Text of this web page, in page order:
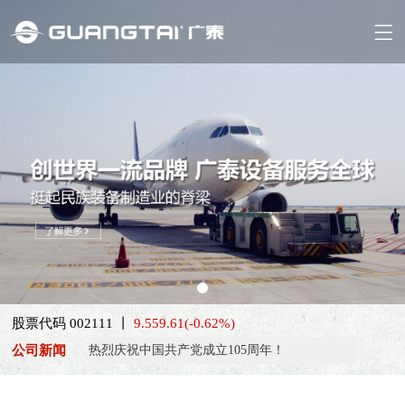
股票代码 002111 丨9.559.61(-0.62%)
公司新闻
热烈庆祝中国共产党成立105周年！